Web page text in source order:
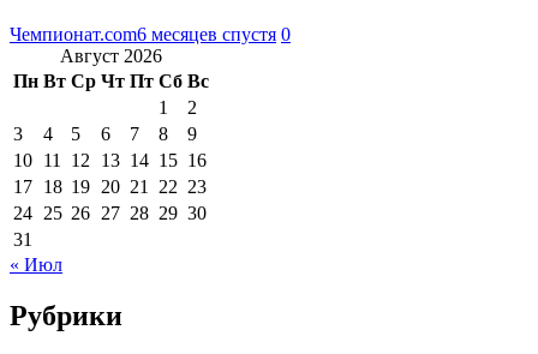
Чемпионат.com6 месяцев спустя 0
Август 2026
Пн Вт Ср Чт Пт Сб Вс
1
2
3
4 5 6 7 8
9
10 11 12 13 14 15 16
17 18 19 20 21 22 23
24 25 26 27 28 29 30
31
« Июл
Рубрики